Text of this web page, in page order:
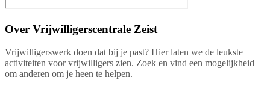
Over Vrijwilligerscentrale Zeist
Vrijwilligerswerk doen dat bij je past? Hier laten we de leukste
activiteiten voor vrijwilligers zien. Zoek en vind een mogelijkheid
om anderen om je heen te helpen.